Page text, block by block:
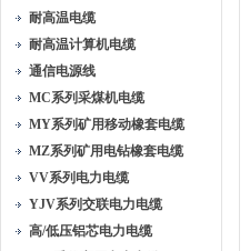
耐高温电缆
耐高温计算机电缆
通信电源线
MC系列采煤机电缆
MY系列矿用移动橡套电缆
MZ系列矿用电钻橡套电缆
VV系列电力电缆
YJV系列交联电力电缆
高/低压铝芯电力电缆